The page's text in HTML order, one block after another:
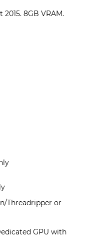
2015. 8GB VRAM.
Threadripper or
GPU with